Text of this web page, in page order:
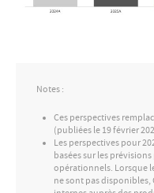
Notes :
Ces perspectives
(publiées le 19 février
Les perspectives pour
basées sur les
opérationnels. Lorsque
ne sont pas disponibles,